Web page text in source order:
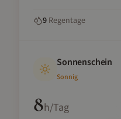
9 Regentage
Sonnenschein
Sonnig
8h/Tag